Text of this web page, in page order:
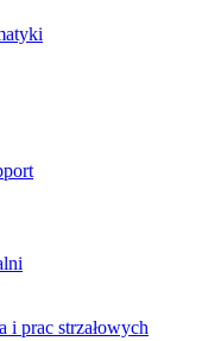
i prac strzałowych